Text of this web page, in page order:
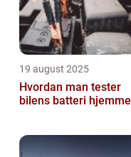
19 august 2025
Hvordan man tester
bilens batteri hjemme